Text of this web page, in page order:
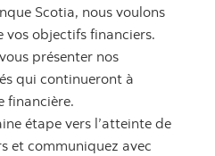
Scotia, nous voulons
objectifs financiers.
présenter nos
qui continueront à
financière.
étape vers l’atteinte de
et communiquez avec